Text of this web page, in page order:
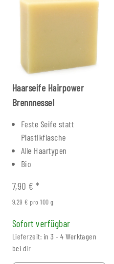
Haarseife Hairpower
Brennnessel
Feste Seife statt
Plastikflasche
Alle Haartypen
Bio
7,90 €*
9,29 € pro 100 g
Sofort verfügbar
Lieferzeit: in 3 - 4 Werktagen
bei dir